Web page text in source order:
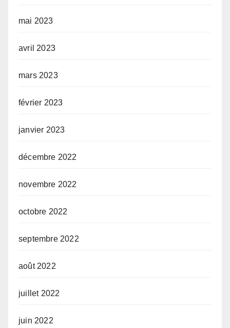
mai 2023
avril 2023
mars 2023
février 2023
janvier 2023
décembre 2022
novembre 2022
octobre 2022
septembre 2022
août 2022
juillet 2022
juin 2022